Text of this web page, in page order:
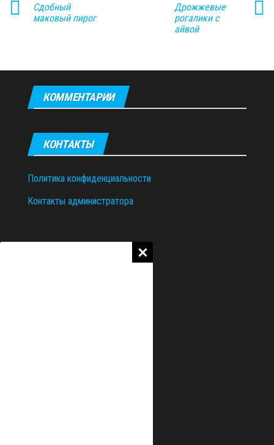
Сдобный
маковый пирог
Дрожжевые
рогалики с
айвой
КОММЕНТАРИИ
КОНТАКТЫ
Политика конфиденциальности
Контакты администратора